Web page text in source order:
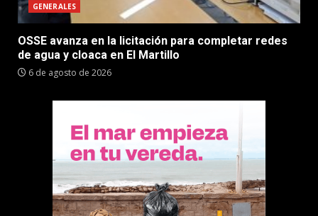
GENERALES
OSSE avanza en la licitación para completar redes
de agua y cloaca en El Martillo
6 de agosto de 2026